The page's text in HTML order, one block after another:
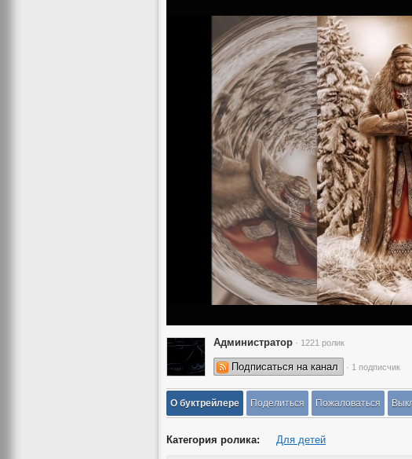
Администратор · 1221 ролик
Подписаться на канал · 1 подписчик
О буктрейлере Поделиться Пожаловаться
Категория ролика: Для детей